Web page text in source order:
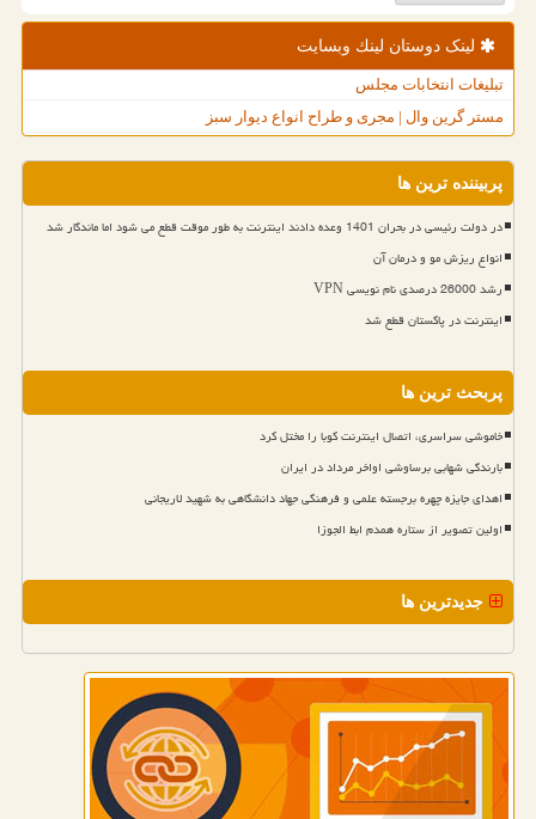
لینک دوستان لینك وبسایت
تبلیغات انتخابات مجلس
مستر گرین وال | مجری و طراح انواع دیوار سبز
پربیننده ترین ها
در دولت رئیسی در بحران 1401 وعده دادند اینترنت به طور موقت قطع می شود اما ماندگار شد
انواع ریزش مو و درمان آن
رشد 26000 درصدی نام نویسی VPN
اینترنت در پاکستان قطع شد
پربحث ترین ها
خاموشی سراسری، اتصال اینترنت کوبا را مختل کرد
بارندگی شهابی برساوشی اواخر مرداد در ایران
اهدای جایزه چهره برجسته علمی و فرهنگی جهاد دانشگاهی به شهید لاریجانی
اولین تصویر از ستاره همدم ابط الجوزا
جدیدترین ها